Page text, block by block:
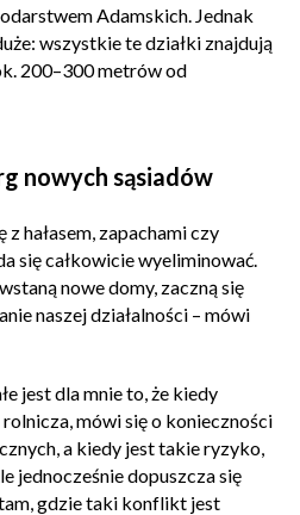
Adamskich. Jednak
wszystkie te działki znajdują
200–300 metrów od
nowych sąsiadów
hałasem, zapachami czy
się całkowicie wyeliminować.
nowe domy, zaczną się
naszej działalności – mówi
jest dla mnie to, że kiedy
mówi się o konieczności
a kiedy jest takie ryzyko,
jednocześnie dopuszcza się
gdzie taki konflikt jest